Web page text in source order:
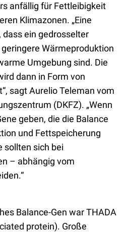
anfällig für Fettleibigkeit
Klimazonen. „Eine
ein gedrosselter
Wärmeproduktion
Umgebung sind. Die
dann in Form von
sagt Aurelio Teleman vom
(DKFZ). „Wenn
geben, die die Balance
und Fettspeicherung
sollten sich bei
– abhängig vom
Balance-Gen warTHADA
protein). Große